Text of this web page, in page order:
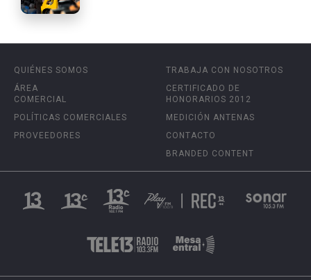
QUIÉNES SOMOS
ÁREA
COMERCIAL
POLÍTICAS COMERCIALES
PROVEEDORES
TRABAJA CON NOSOTROS
CERTIFICADO DE
HONORARIOS 2012
MEDICIÓN ANTENAS
CONTACTO
BRANDED CONTENT